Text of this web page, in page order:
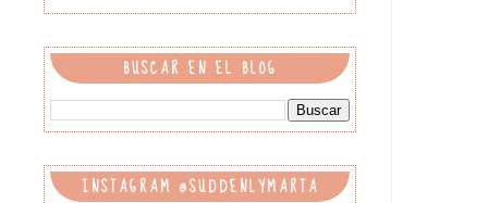
BUSCAR EN EL BLOG
INSTAGRAM @SUDDENLYMARTA